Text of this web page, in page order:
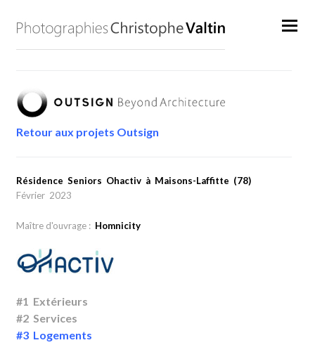
Retour aux projets Outsign
Résidence Seniors Ohactiv à Maisons-Laffitte (78)
Février 2023
Maître d'ouvrage : Homnicity
#1 Extérieurs
#2 Services
#3 Logements